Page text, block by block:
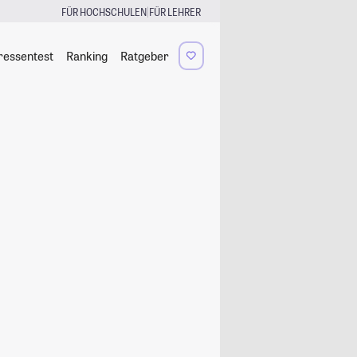
FÜR HOCHSCHULEN|FÜR LEHRER
Ranking Ratgeber